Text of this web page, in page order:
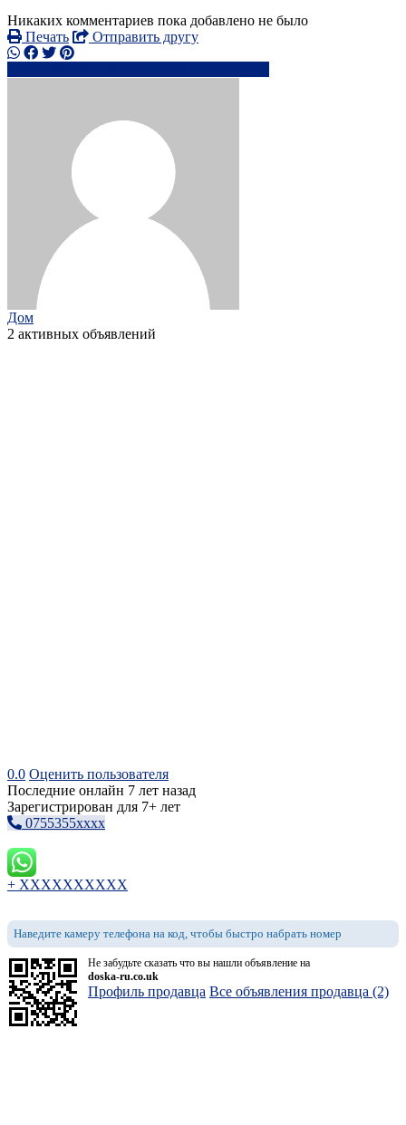
Никаких комментариев пока добавлено не было
Печать
Отправить другу
Дом
2 активных объявлений
0.0 Оценить пользователя
Последние онлайн 7 лет назад
Зарегистрирован для 7+ лет
0755355xxxx
+ XXXXXXXXXX
Наведите камеру телефона на код, чтобы быстро набрать номер
Не забудьте сказать что вы нашли объявление на
doska-ru.co.uk
Профиль продавца Все объявления продавца (2)